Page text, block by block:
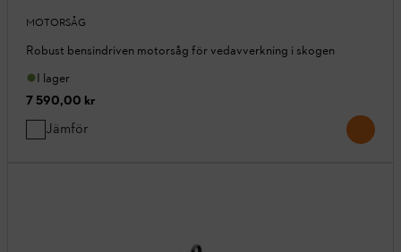
MOTORSÅG
Robust bensindriven motorsåg för vedavverkning i skogen
I lager
7 590,00 kr
Jämför